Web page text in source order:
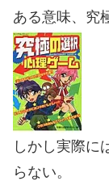
ある意味、究
しかし実際に
らない。